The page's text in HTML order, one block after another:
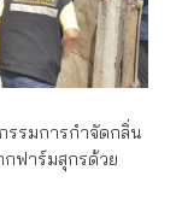
รรมการกำจัดกลิ่น
ฟาร์มสุกรด้วย